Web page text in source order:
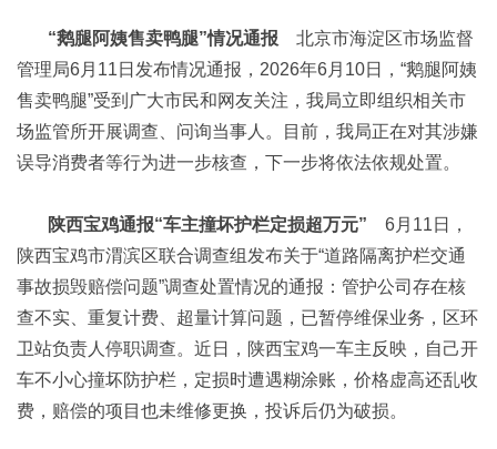
“鹅腿阿姨售卖鸭腿”情况通报 北京市海淀区市场监督
管理局6月11日发布情况通报，2026年6月10日，“鹅腿阿姨
售卖鸭腿”受到广大市民和网友关注，我局立即组织相关市
场监管所开展调查、问询当事人。目前，我局正在对其涉嫌
误导消费者等行为进一步核查，下一步将依法依规处置。
陕西宝鸡通报“车主撞坏护栏定损超万元” 6月11日，
陕西宝鸡市渭滨区联合调查组发布关于“道路隔离护栏交通
事故损毁赔偿问题”调查处置情况的通报：管护公司存在核
查不实、重复计费、超量计算问题，已暂停维保业务，区环
卫站负责人停职调查。近日，陕西宝鸡一车主反映，自己开
车不小心撞坏防护栏，定损时遭遇糊涂账，价格虚高还乱收
费，赔偿的项目也未维修更换，投诉后仍为破损。